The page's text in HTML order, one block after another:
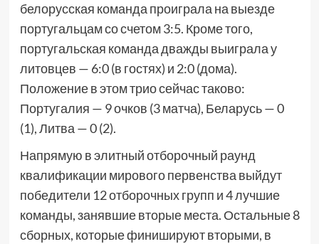
белорусская команда проиграла на выезде
португальцам со счетом 3:5. Кроме того,
португальская команда дважды выиграла у
литовцев — 6:0 (в гостях) и 2:0 (дома).
Положение в этом трио сейчас таково:
Португалия — 9 очков (3 матча), Беларусь — 0
(1), Литва — 0 (2).
Напрямую в элитный отборочный раунд
квалификации мирового первенства выйдут
победители 12 отборочных групп и 4 лучшие
команды, занявшие вторые места. Остальные 8
сборных, которые финишируют вторыми, в